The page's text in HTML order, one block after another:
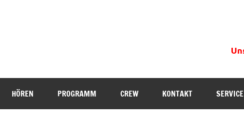
HÖREN PROGRAMM CREW KONTAKT SERVICE